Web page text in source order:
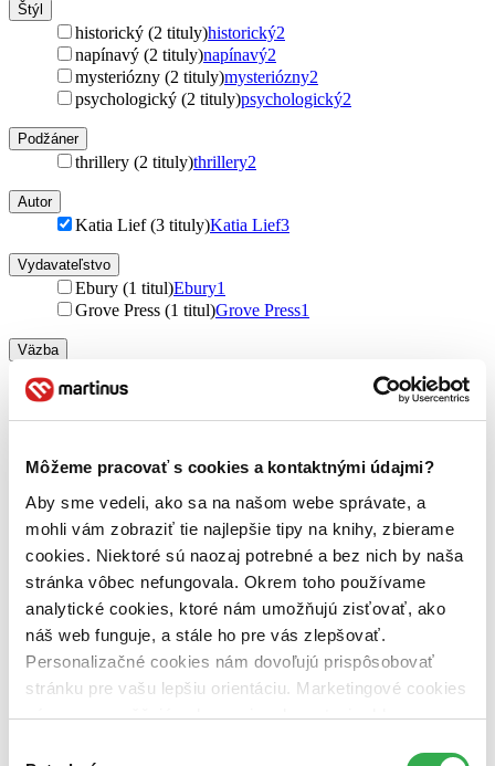
Môžeme pracovať s cookies a kontaktnými údajmi?
Aby sme vedeli, ako sa na našom webe správate, a
mohli vám zobraziť tie najlepšie tipy na knihy, zbierame
cookies. Niektoré sú naozaj potrebné a bez nich by naša
stránka vôbec nefungovala. Okrem toho používame
analytické cookies, ktoré nám umožňujú zisťovať, ako
náš web funguje, a stále ho pre vás zlepšovať.
Personalizačné cookies nám dovoľujú prispôsobovať
stránku pre vašu lepšiu orientáciu. Marketingové cookies
nám zas umožňujú zobrazenie relevantnej reklamy.
Štýl
historický (2 tituly)historický2
napínavý (2 tituly)napínavý2
mysteriózny (2 tituly)mysteriózny2
psychologický (2 tituly)psychologický2
Podžáner
thrillery (2 tituly)thrillery2
Autor
Katia Lief (3 tituly)Katia Lief3
Vydavateľstvo
Ebury (1 titul)Ebury1
Grove Press (1 titul)Grove Press1
Väzba
2
pevná väzba (1 titul)
Zoradiť
Bestsellery
Top hodnotené
Novinky
Najdrahšie
Najlacnejšie
Najvyššia zľava